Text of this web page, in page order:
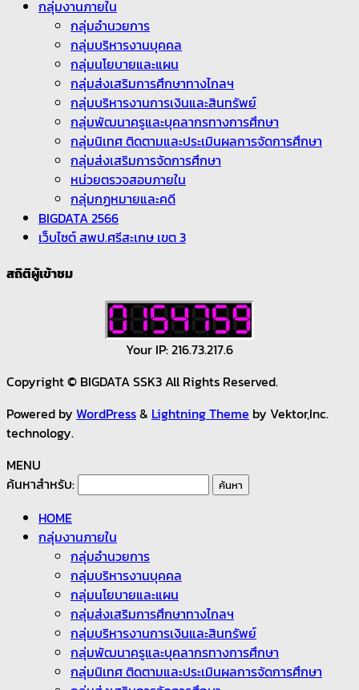
กลุ่มงานภายใน
กลุ่มอำนวยการ
กลุ่มบริหารงานบุคคล
กลุ่มนโยบายและแผน
กลุ่มส่งเสริมการศึกษาทางไกลฯ
กลุ่มบริหารงานการเงินและสินทรัพย์
กลุ่มพัฒนาครูและบุคลากรทางการศึกษา
กลุ่มนิเทศ ติดตามและประเมินผลการจัดการศึกษา
กลุ่มส่งเสริมการจัดการศึกษา
หน่วยตรวจสอบภายใน
กลุ่มกฏหมายและคดี
BIGDATA 2566
เว็บไซต์ สพป.ศรีสะเกษ เขต 3
สถิติผู้เข้าชม
Your IP: 216.73.217.6
Copyright © BIGDATA SSK3 All Rights Reserved.
Powered by WordPress& Lightning Theme by Vektor,Inc.
technology.
MENU
ค้นหาสำหรับ:
HOME
กลุ่มงานภายใน
กลุ่มอำนวยการ
กลุ่มบริหารงานบุคคล
กลุ่มนโยบายและแผน
กลุ่มส่งเสริมการศึกษาทางไกลฯ
กลุ่มบริหารงานการเงินและสินทรัพย์
กลุ่มพัฒนาครูและบุคลากรทางการศึกษา
กลุ่มนิเทศ ติดตามและประเมินผลการจัดการศึกษา